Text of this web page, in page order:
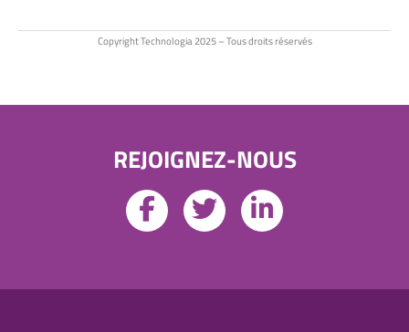
Copyright Technologia 2025 – Tous droits réservés
REJOIGNEZ-NOUS